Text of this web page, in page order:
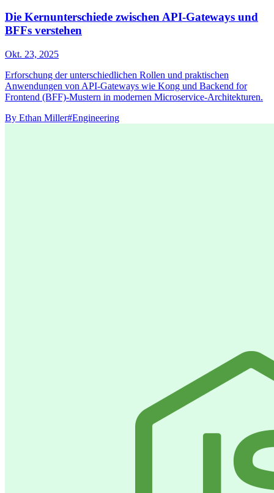
Die Kernunterschiede zwischen API-Gateways und
BFFs verstehen
Okt. 23, 2025
Erforschung der unterschiedlichen Rollen und praktischen
Anwendungen von API-Gateways wie Kong und Backend for
Frontend (BFF)-Mustern in modernen Microservice-Architekturen.
By Ethan Miller#Engineering